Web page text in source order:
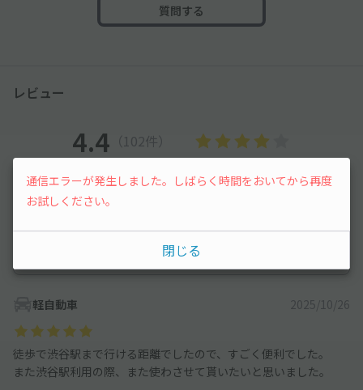
質問する
レビュー
4.4 （102件）
満足度 4.4 立地
4.2
停めやすさ
車種ごとの利用実績
軽自動車 2025/10/26
徒歩で渋谷駅まで行ける距離でしたので、すごく便利でした。
また渋谷駅利用の際、また使わさせて貰いたいと思いました。
通信エラーが発生しました。しばらく時間をおいてから再度
お試しください。
閉じる